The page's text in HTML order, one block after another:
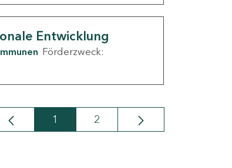
Entwicklung
Förderzweck:
Seite
1 Seite
2